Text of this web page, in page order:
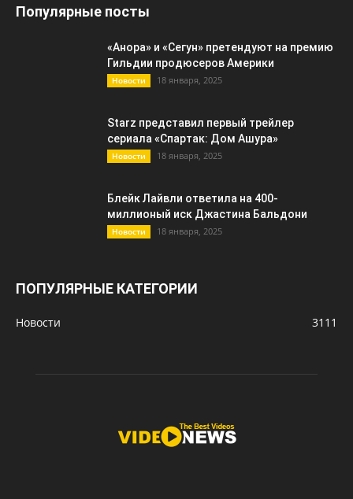
Популярные посты
«Анора» и «Сегун» претендуют на премию
Гильдии продюсеров Америки
Новости 18 января, 2025
Starz представил первый трейлер
сериала «Спартак: Дом Ашура»
Новости 18 января, 2025
Блейк Лайвли ответила на 400-
миллионый иск Джастина Бальдони
Новости 18 января, 2025
ПОПУЛЯРНЫЕ КАТЕГОРИИ
Новости 3111